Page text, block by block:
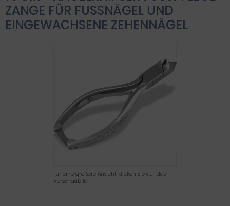
NGE FÜR FUSSNÄGEL UND EIN
GEWACHSENE ZEHENNÄGEL
Für eine größere Ansicht klicken Sie auf das
Vorschaubild